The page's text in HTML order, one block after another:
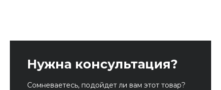
Нужна консультация?
Сомневаетесь, подойдет ли вам этот товар?